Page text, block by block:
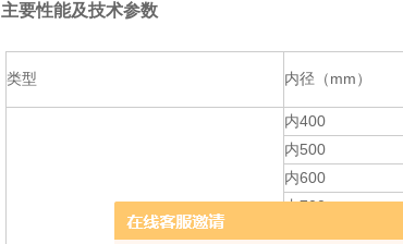
主要性能及技术参数
类型 内径（mm）
内400
内500
内600
内700